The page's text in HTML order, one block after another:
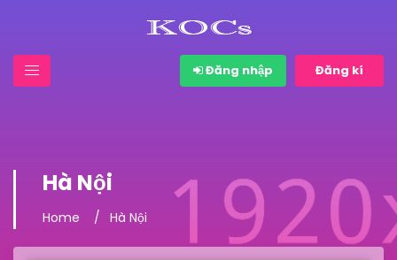
Đăng nhập Đăng kí
Hà Nội
Home Hà Nội